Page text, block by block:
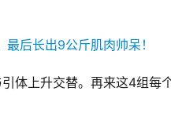
体上升交替。再来这4组每